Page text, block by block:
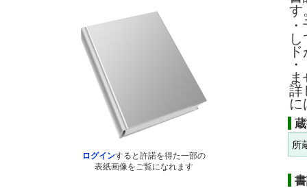
ログインすると許諾を得た一部の
表紙画像をご覧になれます
す
詳
に
所